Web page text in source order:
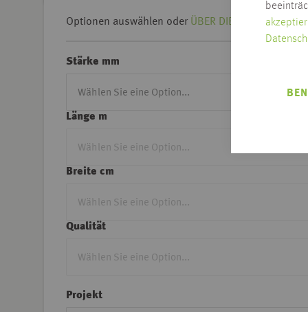
Optionen auswählen oder ÜBER DIE
Stärke mm
Länge m
Breite cm
Qualität
Projekt